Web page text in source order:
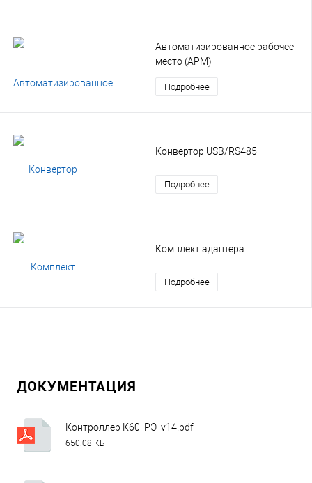
Автоматизированное рабочее
место (АРМ)
Подробнее
Конвертор USB/RS485
Подробнее
Комплект адаптера
Подробнее
ДОКУМЕНТАЦИЯ
Контроллер К60_РЭ_v14.pdf
650.08 КБ